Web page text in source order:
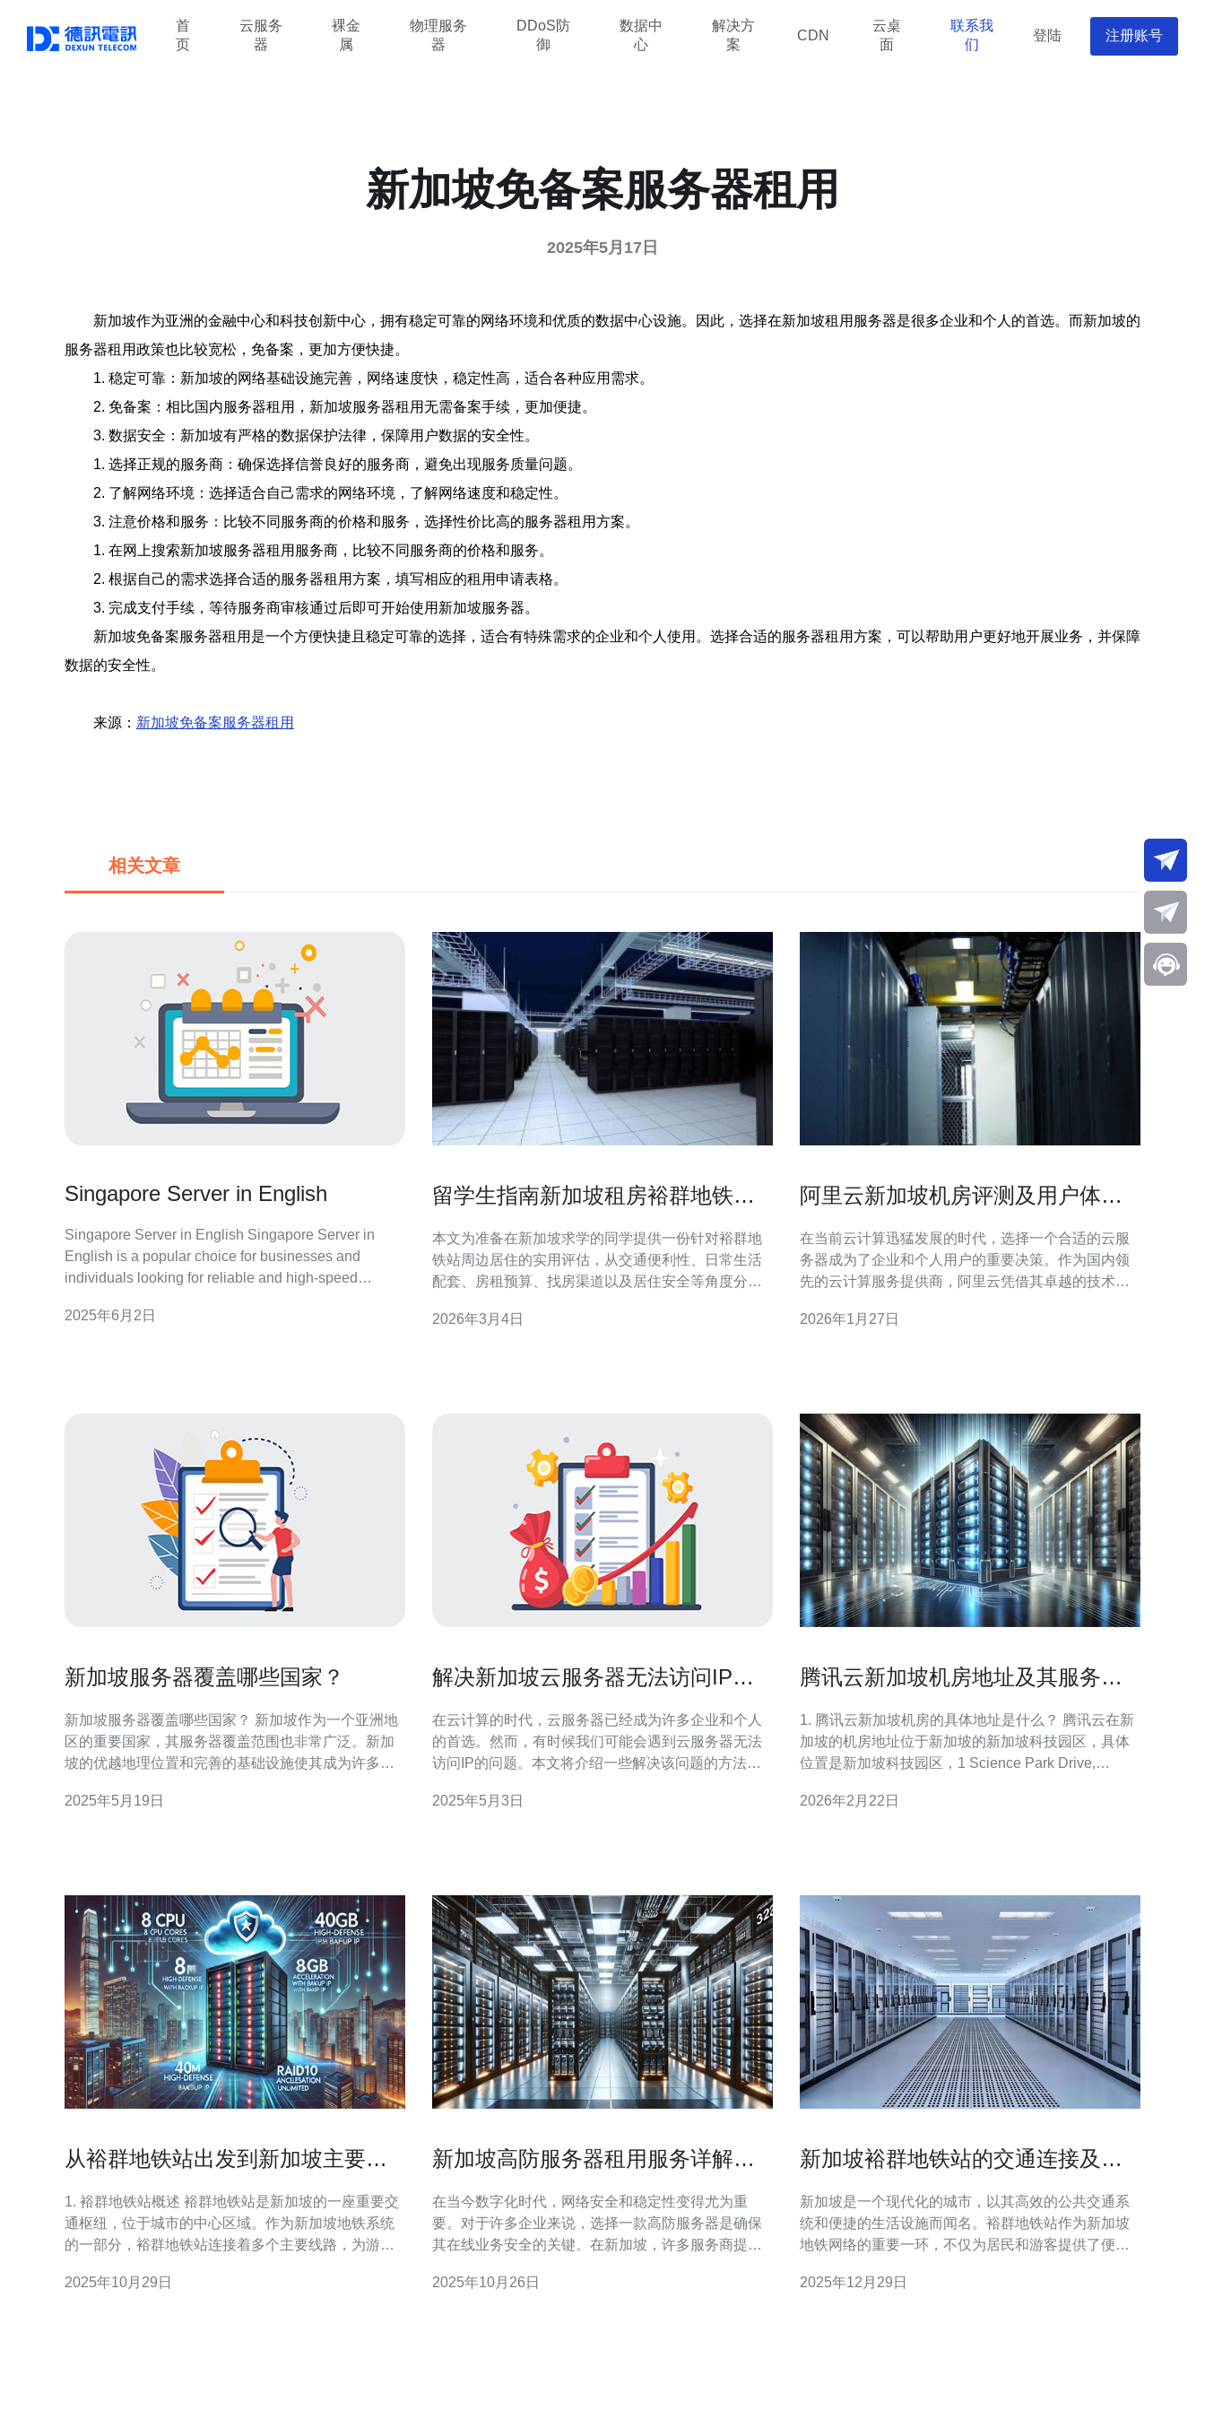
首
页
云服务
器
裸金
属
物理服务
器
DDoS防
御
数据中
心
解决方
案
CDN
云桌
面
联系我
们
登陆 注册账号
新加坡免备案服务器租用
2025年5月17日
新加坡作为亚洲的金融中心和科技创新中心，拥有稳定可靠的网络环境和优质的数据中心设施。因此，选择在新加坡租用服务器是很多企业和个人的首选。而新加坡的
服务器租用政策也比较宽松，免备案，更加方便快捷。
1. 稳定可靠：新加坡的网络基础设施完善，网络速度快，稳定性高，适合各种应用需求。
2. 免备案：相比国内服务器租用，新加坡服务器租用无需备案手续，更加便捷。
3. 数据安全：新加坡有严格的数据保护法律，保障用户数据的安全性。
1. 选择正规的服务商：确保选择信誉良好的服务商，避免出现服务质量问题。
2. 了解网络环境：选择适合自己需求的网络环境，了解网络速度和稳定性。
3. 注意价格和服务：比较不同服务商的价格和服务，选择性价比高的服务器租用方案。
1. 在网上搜索新加坡服务器租用服务商，比较不同服务商的价格和服务。
2. 根据自己的需求选择合适的服务器租用方案，填写相应的租用申请表格。
3. 完成支付手续，等待服务商审核通过后即可开始使用新加坡服务器。
新加坡免备案服务器租用是一个方便快捷且稳定可靠的选择，适合有特殊需求的企业和个人使用。选择合适的服务器租用方案，可以帮助用户更好地开展业务，并保障
数据的安全性。
来源： 新加坡免备案服务器租用
相关文章
Singapore Server in English
Singapore Server in English Singapore Server in
English is a popular choice for businesses and
individuals looking for reliable and high-speed
2025年6月2日
留学生指南新加坡租房裕群地铁站
本文为准备在新加坡求学的同学提供一份针对裕群地
铁站周边居住的实用评估，从交通便利性、日常生活
配套、房租预算、找房渠道以及居住安全等角度分
并给出可操作的建议。 在哪里可以解决日常购物和餐
2026年3月4日
阿里云新加坡机房评测及用户体验
在当前云计算迅猛发展的时代，选择一个合适的云服
务器成为了企业和个人用户的重要决策。作为国内领
先的云计算服务提供商，阿里云凭借其卓越的技术和
机房，因其优越的地理位置、稳定的网络连接以及合
2026年1月27日
新加坡服务器覆盖哪些国家？
新加坡服务器覆盖哪些国家？ 新加坡作为一个亚洲地
区的重要国家，其服务器覆盖范围也非常广泛。新加
坡的优越地理位置和完善的基础设施使其成为许多国
际化程度高的城市国家，具有许多优势，吸引了来自
2025年5月19日
解决新加坡云服务器无法访问IP的
在云计算的时代，云服务器已经成为许多企业和个人
的首选。然而，有时候我们可能会遇到云服务器无法
访问IP的问题。本文将介绍一些解决该问题的方法。
是一些常见原因： 防火墙设置：云服务器的防火墙可
2025年5月3日
腾讯云新加坡机房地址及其服务范
1. 腾讯云新加坡机房的具体地址是什么？ 腾讯云在新
加坡的机房地址位于新加坡的新加坡科技园区，具体
位置是新加坡科技园区，1 Science Park Drive,
为用户提供低延迟、高性能的云服务，并且其地理位
2026年2月22日
从裕群地铁站出发到新加坡主要景
1. 裕群地铁站概述 裕群地铁站是新加坡的一座重要交
通枢纽，位于城市的中心区域。作为新加坡地铁系统
的一部分，裕群地铁站连接着多个主要线路，为游客
5万人次，尤其在工作日和周末，客流量更是显著增
2025年10月29日
新加坡高防服务器租用服务详解与
在当今数字化时代，网络安全和稳定性变得尤为重
要。对于许多企业来说，选择一款高防服务器是确保
其在线业务安全的关键。在新加坡，许多服务商提供
选项。本文将详细评测新加坡的高防服务器租用服
2025年10月26日
新加坡裕群地铁站的交通连接及周
新加坡是一个现代化的城市，以其高效的公共交通系
统和便捷的生活设施而闻名。裕群地铁站作为新加坡
地铁网络的重要一环，不仅为居民和游客提供了便利
响。本文将深入探讨裕群地铁站的交通连接及其周边
2025年12月29日